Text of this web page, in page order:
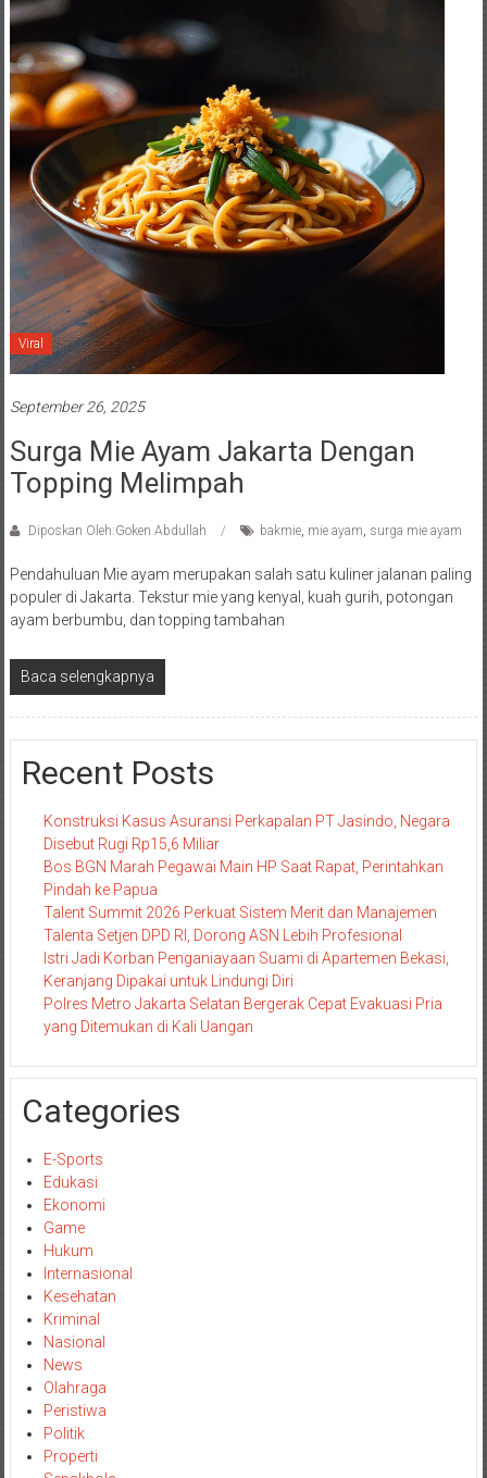
Viral
September 26, 2025
Surga Mie Ayam Jakarta Dengan
Topping Melimpah
Diposkan Oleh:Goken Abdullah bakmie, mie ayam, surga mie ayam
Pendahuluan Mie ayam merupakan salah satu kuliner jalanan paling
populer di Jakarta. Tekstur mie yang kenyal, kuah gurih, potongan
ayam berbumbu, dan topping tambahan
Baca selengkapnya
Recent Posts
Konstruksi Kasus Asuransi Perkapalan PT Jasindo, Negara
Disebut Rugi Rp15,6 Miliar
Bos BGN Marah Pegawai Main HP Saat Rapat, Perintahkan
Pindah ke Papua
Talent Summit 2026 Perkuat Sistem Merit dan Manajemen
Talenta Setjen DPD RI, Dorong ASN Lebih Profesional
Istri Jadi Korban Penganiayaan Suami di Apartemen Bekasi,
Keranjang Dipakai untuk Lindungi Diri
Polres Metro Jakarta Selatan Bergerak Cepat Evakuasi Pria
yang Ditemukan di Kali Uangan
Categories
E-Sports
Edukasi
Ekonomi
Game
Hukum
Internasional
Kesehatan
Kriminal
Nasional
News
Olahraga
Peristiwa
Politik
Properti